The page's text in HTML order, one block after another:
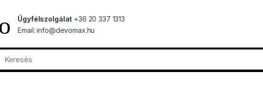
Ügyfélszolgálat +36 20 337 1313
Email: info@devomax.hu